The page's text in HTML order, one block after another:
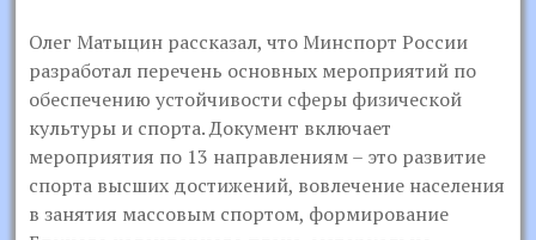
Олег Матыцин рассказал, что Минспорт России
разработал перечень основных мероприятий по
обеспечению устойчивости сферы физической
культуры и спорта. Документ включает
мероприятия по 13 направлениям – это развитие
спорта высших достижений, вовлечение населения
в занятия массовым спортом, формирование